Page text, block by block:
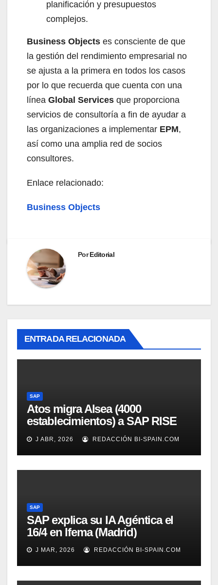
planificación y presupuestos
complejos.
Business Objects es consciente de que
la gestión del rendimiento empresarial no
se ajusta a la primera en todos los casos
por lo que recuerda que cuenta con una
línea Global Services que proporciona
servicios de consultoría a fin de ayudar a
las organizaciones a implementar EPM,
así como una amplia red de socios
consultores.
Enlace relacionado:
Business Objects
PorEditorial
ENTRADA RELACIONADA
SAP
Atos migra Alsea (4000
establecimientos) a SAP RISE
en AWS USA
J ABR, 2026 REDACCIÓN BI-SPAIN.COM
SAP
SAP explica su IA Agéntica el
16/4 en Ifema (Madrid)
J MAR, 2026 REDACCIÓN BI-SPAIN.COM